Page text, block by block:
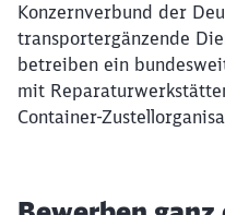
Konzernverbund der
transporter­gänzende
betreiben ein
mit
Container­-